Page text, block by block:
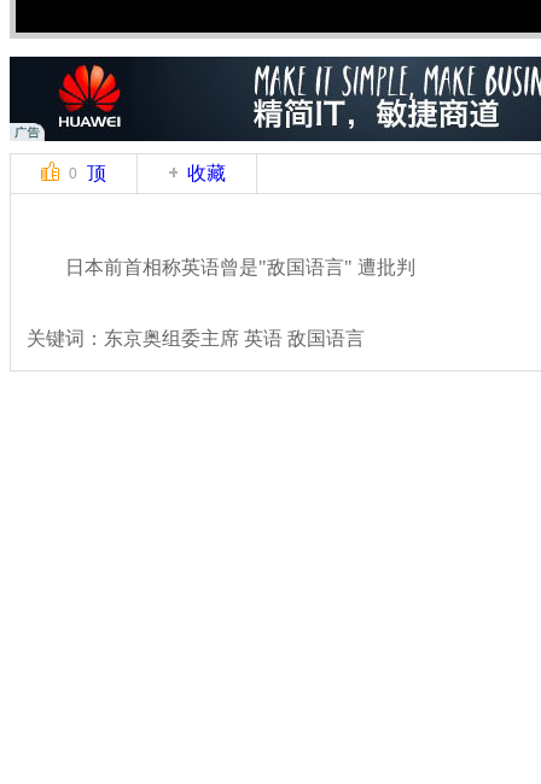
0 顶 收藏
日本前首相称英语曾是"敌国语言" 遭批判
关键词：东京奥组委主席 英语 敌国语言